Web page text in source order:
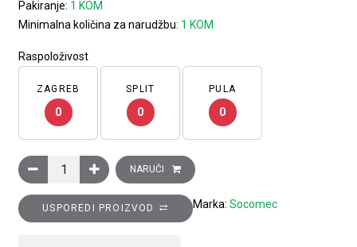
Pakiranje: 1 KOM
Minimalna količina za narudžbu: 1 KOM
Raspoloživost
ZAGREB
0
SPLIT
0
PULA
0
Teretna sklopka, SIRCO M, 4P, 250A količina
NARUČI
USPOREDI PROIZVOD Marka: Socomec